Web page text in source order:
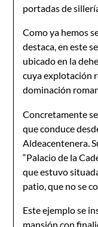
portadas de
Como ya hemos
destaca, en este
ubicado en la
cuya explotación
dominación
Concretamente
que conduce
Aldeacentenera.
“Palacio de la
que estuvo
patio, que no se
Este ejemplo se
mansión con